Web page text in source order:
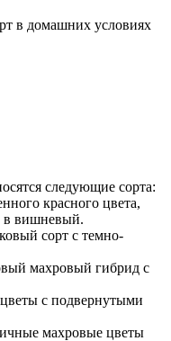
в домашних условиях
следующие сорта:
красного цвета,
в вишневый.
сорт с темно-
махровый гибрид с
с подвернутыми
махровые цветы